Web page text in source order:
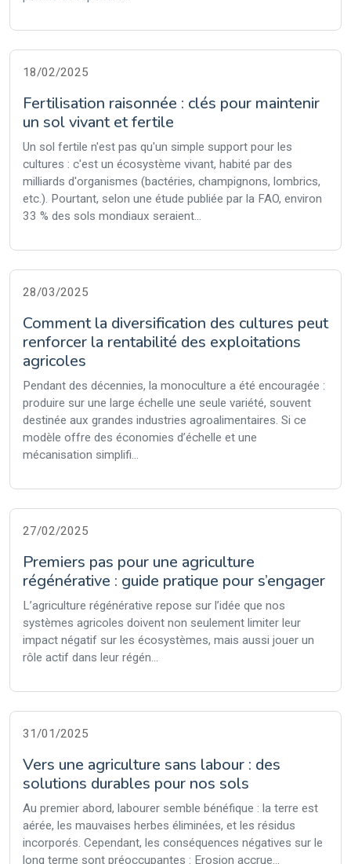
18/02/2025
Fertilisation raisonnée : clés pour maintenir
un sol vivant et fertile
Un sol fertile n'est pas qu'un simple support pour les
cultures : c'est un écosystème vivant, habité par des
milliards d'organismes (bactéries, champignons, lombrics,
etc.). Pourtant, selon une étude publiée par la FAO, environ
33 % des sols mondiaux seraient...
28/03/2025
Comment la diversification des cultures peut
renforcer la rentabilité des exploitations
agricoles
Pendant des décennies, la monoculture a été encouragée :
produire sur une large échelle une seule variété, souvent
destinée aux grandes industries agroalimentaires. Si ce
modèle offre des économies d’échelle et une
mécanisation simplifi...
27/02/2025
Premiers pas pour une agriculture
régénérative : guide pratique pour s’engager
L’agriculture régénérative repose sur l’idée que nos
systèmes agricoles doivent non seulement limiter leur
impact négatif sur les écosystèmes, mais aussi jouer un
rôle actif dans leur régén...
31/01/2025
Vers une agriculture sans labour : des
solutions durables pour nos sols
Au premier abord, labourer semble bénéfique : la terre est
aérée, les mauvaises herbes éliminées, et les résidus
incorporés. Cependant, les conséquences négatives sur le
long terme sont préoccupantes : Erosion accrue...